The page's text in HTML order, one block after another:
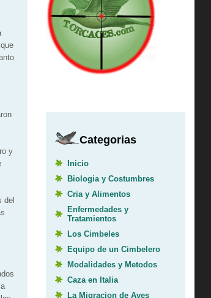
y
del
Categorias
Inicio
Biologia y Costumbres
Cria y Alimentos
Enfermedades y
Tratamientos
Los Cimbeles
Equipo de un Cimbelero
Modalidades y Metodos
Caza en Italia
La Migracion de Aves